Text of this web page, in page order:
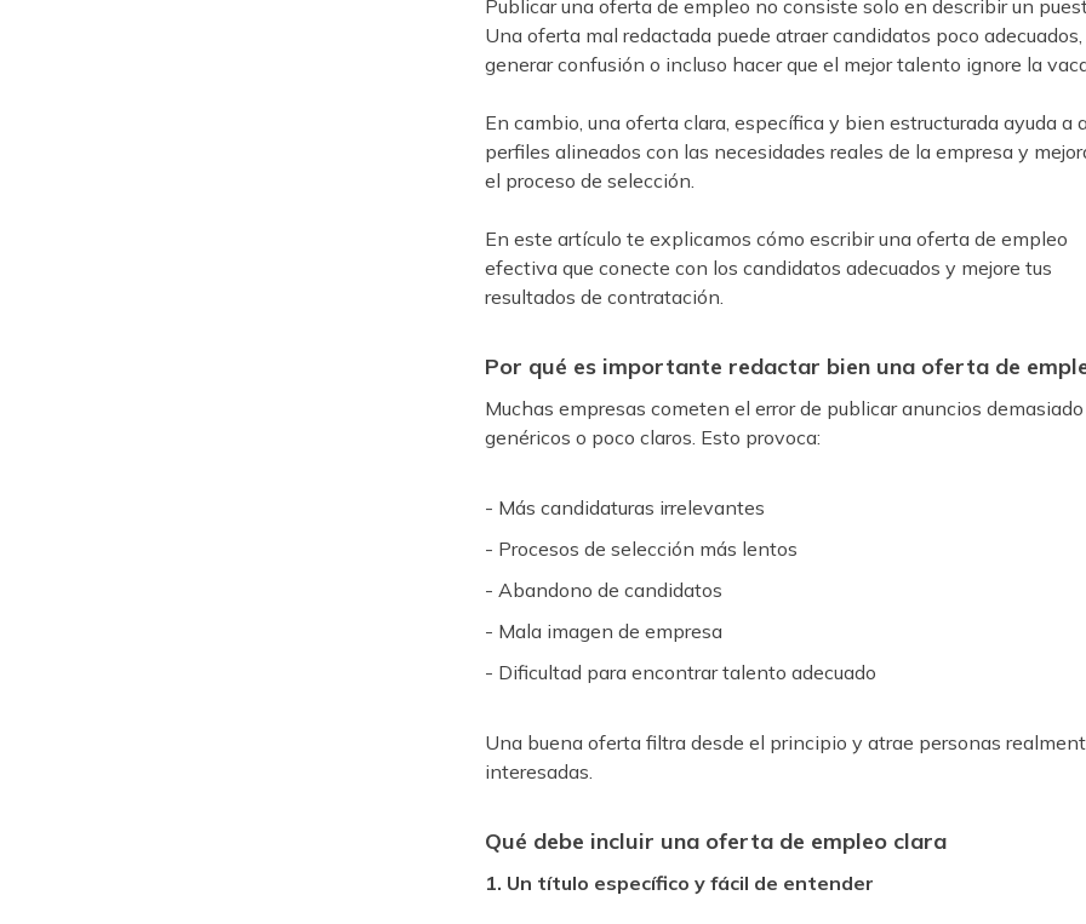
Publicar una oferta de empleo no consiste solo en describir un
Una oferta mal redactada puede atraer candidatos poco adecuados,
generar confusión o incluso hacer que el mejor talento ignore la
En cambio, una oferta clara, específica y bien estructurada ayuda a
perfiles alineados con las necesidades reales de la empresa y
el proceso de selección.
En este artículo te explicamos cómo escribir una oferta de empleo
efectiva que conecte con los candidatos adecuados y mejore tus
resultados de contratación.
Por qué es importante redactar bien una oferta de
Muchas empresas cometen el error de publicar anuncios demasiado
genéricos o poco claros. Esto provoca:
- Más candidaturas irrelevantes
- Procesos de selección más lentos
- Abandono de candidatos
- Mala imagen de empresa
- Dificultad para encontrar talento adecuado
Una buena oferta filtra desde el principio y atrae personas
interesadas.
Qué debe incluir una oferta de empleo clara
1. Un título específico y fácil de entender